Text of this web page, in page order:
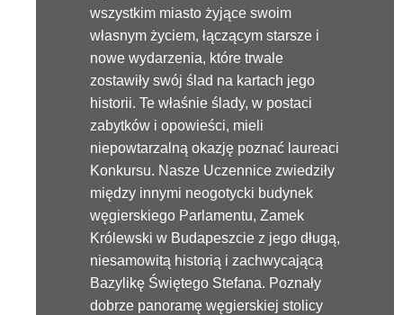
wszystkim miasto żyjące swoim
własnym życiem, łączącym starsze i
nowe wydarzenia, które trwale
zostawiły swój ślad na kartach jego
historii. Te właśnie ślady, w postaci
zabytków i opowieści, mieli
niepowtarzalną okazję poznać laureaci
Konkursu. Nasze Uczennice zwiedziły
między innymi neogotycki budynek
węgierskiego Parlamentu, Zamek
Królewski w Budapeszcie z jego długą,
niesamowitą historią i zachwycającą
Bazylikę Świętego Stefana. Poznały
dobrze panoramę węgierskiej stolicy